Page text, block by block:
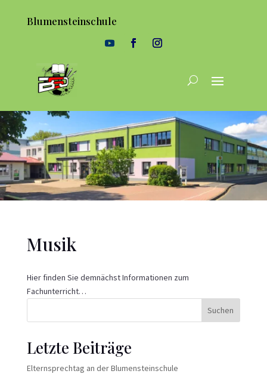
Blumensteinschule
Musik
Hier finden Sie demnächst Informationen zum
Fachunterricht…
Suchen
Letzte Beiträge
Elternsprechtag an der Blumensteinschule